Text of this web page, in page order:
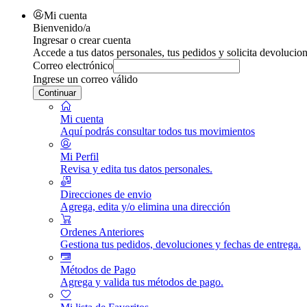
Mi cuenta
Bienvenido/a
Ingresar o crear cuenta
Accede a tus datos personales, tus pedidos y solicita
Correo electrónico
Ingrese un correo válido
Continuar
Mi cuenta
Aquí podrás consultar todos tus movimientos
Mi Perfil
Revisa y edita tus datos personales.
Direcciones de envio
Agrega, edita y/o elimina una dirección
Ordenes Anteriores
Gestiona tus pedidos, devoluciones y fechas de entrega.
Métodos de Pago
Agrega y valida tus métodos de pago.